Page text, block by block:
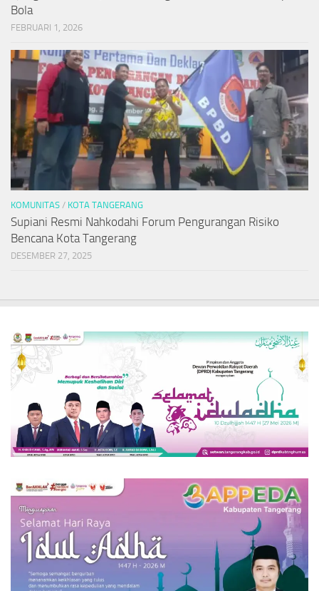
Bola
FEBRUARI 1, 2026
KOMUNITAS / KOTA TANGERANG
Supiani Resmi Nahkodahi Forum Pengurangan Risiko
Bencana Kota Tangerang
DESEMBER 27, 2025